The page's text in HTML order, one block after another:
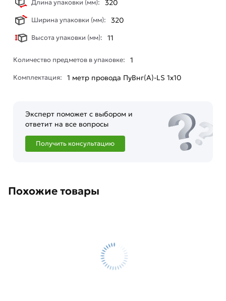
Длина упаковки (мм): 320
Ширина упаковки (мм): 320
Высота упаковки (мм): 11
Количество предметов в упаковке: 1
Комплектация: 1 метр провода ПуВнг(А)-LS 1х10
Эксперт поможет с выбором и
ответит на все вопросы
Получить консультацию
Похожие товары